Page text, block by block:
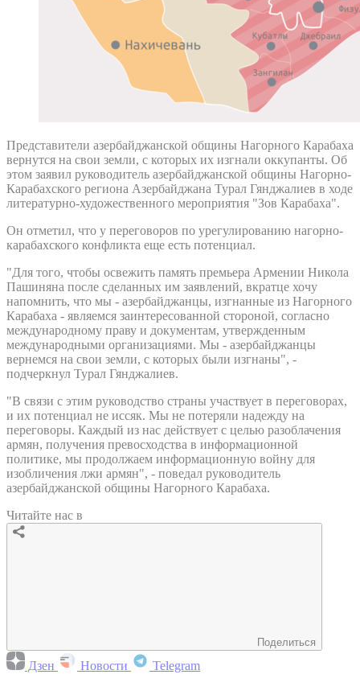
Представители азербайджанской общины Нагорного Карабаха
вернутся на свои земли, с которых их изгнали оккупанты. Об
этом заявил руководитель азербайджанской общины Нагорно-
Карабахского региона Азербайджана Турал Гянджалиев в ходе
литературно-художественного мероприятия "Зов Карабаха".
Он отметил, что у переговоров по урегулированию нагорно-
карабахского конфликта еще есть потенциал.
"Для того, чтобы освежить память премьера Армении Никола
Пашиняна после сделанных им заявлений, вкратце хочу
напомнить, что мы - азербайджанцы, изгнанные из Нагорного
Карабаха - являемся заинтересованной стороной, согласно
международному праву и документам, утвержденным
международными организациями. Мы - азербайджанцы
вернемся на свои земли, с которых были изгнаны", -
подчеркнул Турал Гянджалиев.
"В связи с этим руководство страны участвует в переговорах,
и их потенциал не иссяк. Мы не потеряли надежду на
переговоры. Каждый из нас действует с целью разоблачения
армян, получения превосходства в информационной
политике, мы продолжаем информационную войну для
изобличения лжи армян", - поведал руководитель
азербайджанской общины Нагорного Карабаха.
Читайте нас в
Поделиться
Дзен Новости Telegram